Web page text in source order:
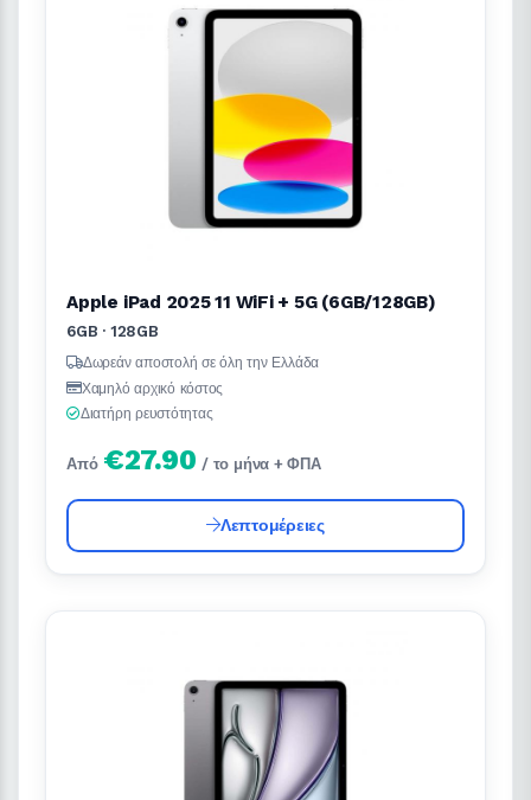
Apple iPad 2025 11 WiFi + 5G (6GB/128GB)
6GB · 128GB
Δωρεάν αποστολή σε όλη την Ελλάδα
Χαμηλό αρχικό κόστος
Διατήρη ρευστότητας
Από €27.90 / το μήνα + ΦΠΑ
Λεπτομέρειες